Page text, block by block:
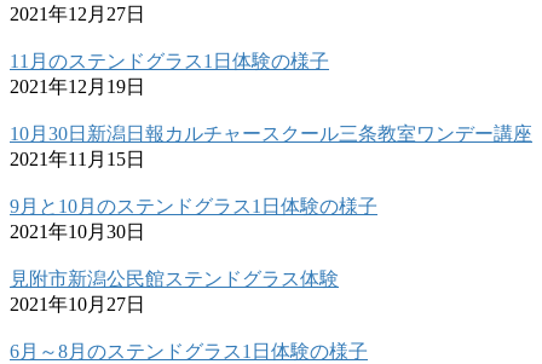
2021年12月27日
11月のステンドグラス1日体験の様子
2021年12月19日
10月30日新潟日報カルチャースクール三条教室ワンデー講座
2021年11月15日
9月と10月のステンドグラス1日体験の様子
2021年10月30日
見附市新潟公民館ステンドグラス体験
2021年10月27日
6月～8月のステンドグラス1日体験の様子